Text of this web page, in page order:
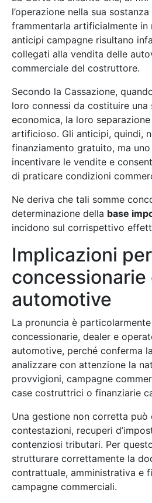
l’operazione nella sua
frammentarla artificialmente
anticipi campagne risultano
collegati alla vendita delle
commerciale del costruttore.
Secondo la Cassazione,
loro connessi da costituire una
economica, la loro
artificioso. Gli anticipi, quindi,
finanziamento gratuito, ma
incentivare le vendite e
di praticare condizioni
Ne deriva che tali somme
determinazione della base
incidono sul corrispettivo
Implicazioni per
automotive
La pronuncia è
concessionarie, dealer e
automotive, perché conferma
analizzare con attenzione la
provvigioni, campagne
case costruttrici o finanziarie
Una gestione non corretta può
contestazioni, recuperi
contenziosi tributari. Per
strutturare correttamente la
contrattuale, amministrativa e
campagne commerciali.